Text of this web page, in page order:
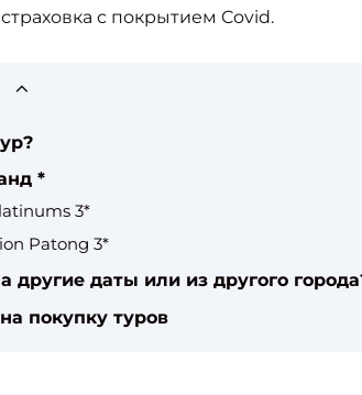
с покрытием Covid.
*
3*
Patong 3*
другие даты или из другого
покупку туров